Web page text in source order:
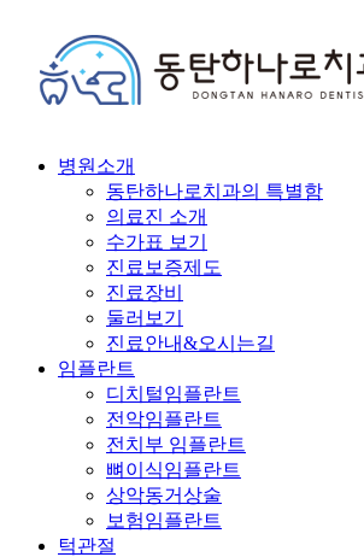
병원소개
동탄하나로치과의 특별함
의료진 소개
수가표 보기
진료보증제도
진료장비
둘러보기
진료안내&오시는길
임플란트
디치털임플란트
전악임플란트
전치부 임플란트
뼈이식임플란트
상악동거상술
보험임플란트
턱관절